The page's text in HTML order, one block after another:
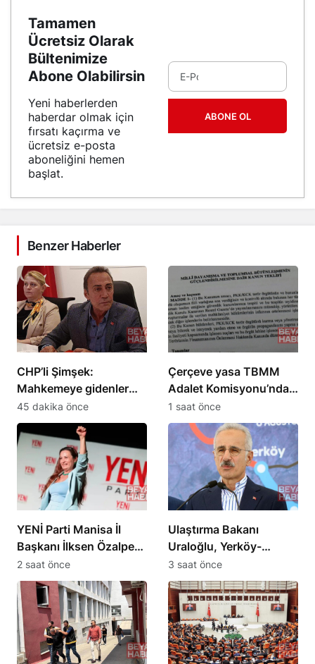
Tamamen
Ücretsiz Olarak
Bültenimize
Abone Olabilirsin
Yeni haberlerden
haberdar olmak için
fırsatı kaçırma ve
ücretsiz e-posta
aboneliğini hemen
başlat.
ABONE OL
Benzer Haberler
CHP’li Şimşek:
Mahkemeye gidenler
Kemal Bey’e oy
vermemiş kişiler
45 dakika önce
Çerçeve yasa TBMM
Adalet Komisyonu’ndan
onay aldı, maddeleri
neler?
1 saat önce
YENİ Parti Manisa İl
Başkanı İlksen Özalper
tutuklandı
2 saat önce
Ulaştırma Bakanı
Uraloğlu, Yerköy-
Kayseri YHT Hattı’nı
tanıttı
3 saat önce